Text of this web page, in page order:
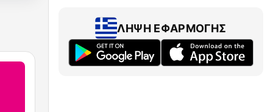
ΛΉΨΗ ΕΦΑΡΜΟΓΉΣ